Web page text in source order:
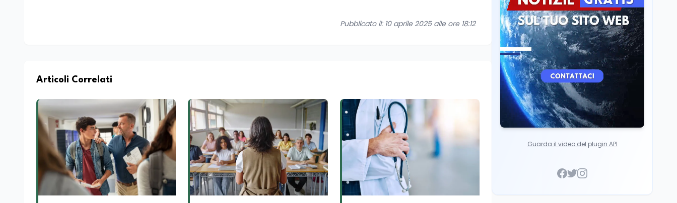
Pubblicato il: 10 aprile 2025 alle ore 18:12
Articoli Correlati
Scuola8 ago
Idonea in 8 classi di
concorso, precaria da 18
anni: il caso di Rimini
Guarda il video del plugin API